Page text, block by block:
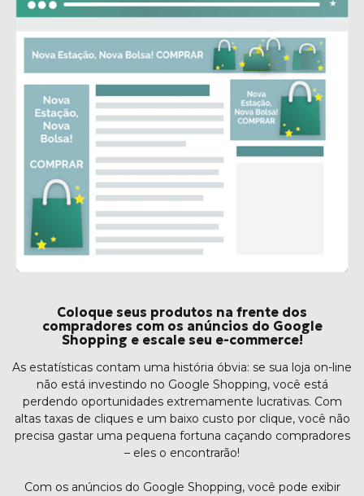
Coloque seus produtos na frente dos
compradores com os anúncios do Google
Shopping e escale seu e-commerce!
As estatísticas contam uma história óbvia: se sua loja on-line
não está investindo no Google Shopping, você está
perdendo oportunidades extremamente lucrativas. Com
altas taxas de cliques e um baixo custo por clique, você não
precisa gastar uma pequena fortuna caçando compradores
– eles o encontrarão!
Com os anúncios do Google Shopping, você pode exibir